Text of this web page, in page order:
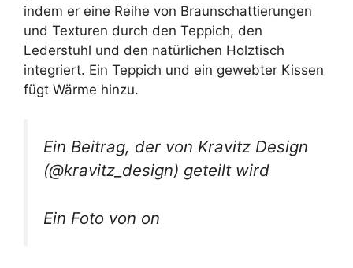
indem er eine Reihe von Braunschattierungen
und Texturen durch den Teppich, den
Lederstuhl und den natürlichen Holztisch
integriert. Ein Teppich und ein gewebter Kissen
fügt Wärme hinzu.
Ein Beitrag, der von Kravitz Design
(@kravitz_design) geteilt wird
Ein Foto von on